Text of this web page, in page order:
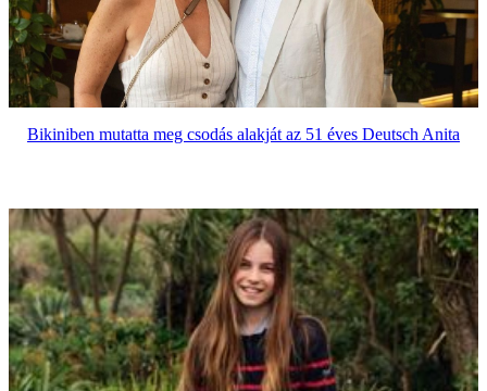
Bikiniben mutatta meg csodás alakját az 51 éves Deutsch Anita